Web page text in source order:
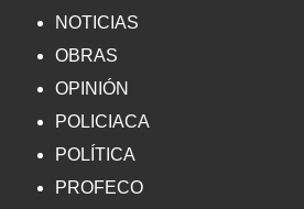
NOTICIAS
OBRAS
OPINIÓN
POLICIACA
POLÍTICA
PROFECO